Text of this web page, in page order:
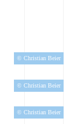
© Christian Beier
© Christian Beier
© Christian Beier